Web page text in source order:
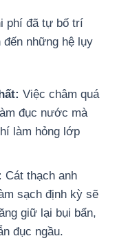
phí đã tự bố trí
đến những hệ lụy
Việc châm quá
đục nước mà
làm hỏng lớp
Cát thạch anh
sạch định kỳ sẽ
giữ lại bụi bẩn,
đục ngầu.